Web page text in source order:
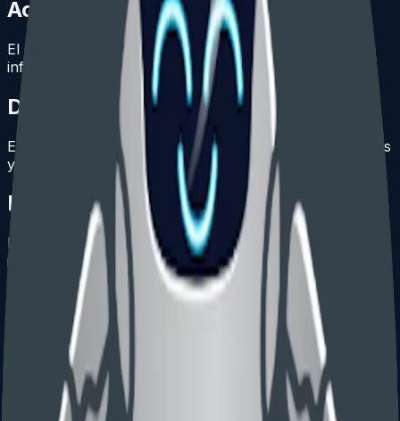
Acceso a corte federal
El registro suele ser requisito antes de demandar por
infracción en corte federal.
Daños estatutarios
El registro oportuno puede preservar daños estatutarios
y honorarios de abogado.
Protección fronteriza CBP
Registro ante CBP para ayudar a detener importaciones
infractoras.
Servicios de copyright
Service
Attorney
Fee
Standard Registration (most works)
$250